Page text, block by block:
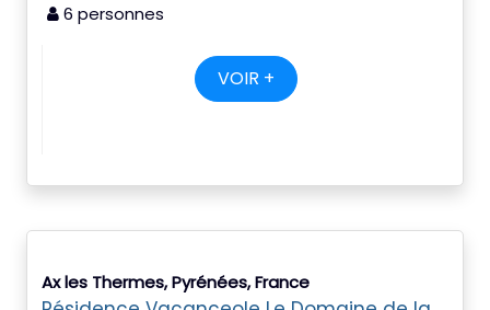
6 personnes
VOIR +
Ax les Thermes, Pyrénées, France